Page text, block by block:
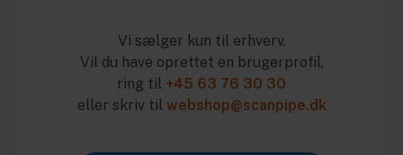
Vi sælger kun til erhverv.
Vil du have oprettet en brugerprofil,
ring til +45 63 76 30 30
eller skriv til webshop@scanpipe.dk